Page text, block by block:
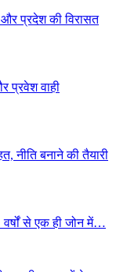
प्रदेश की विरासत
प्रवेश वाही
नीति बनाने की तैयारी
वर्षों से एक ही जोन में…